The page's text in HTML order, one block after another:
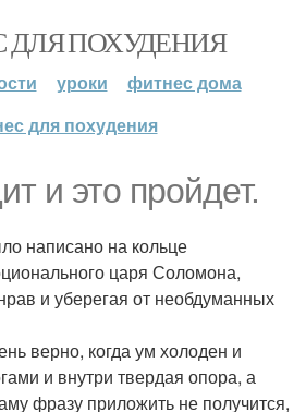
ДЛЯ ПОХУДЕНИЯ
уроки
фитнес дома
для похудения
и это пройдет.
написано на кольце
царя Соломона,
и уберегая от необдуманных
верно, когда ум холоден и
и внутри твердая опора, а
фразу приложить не получится,